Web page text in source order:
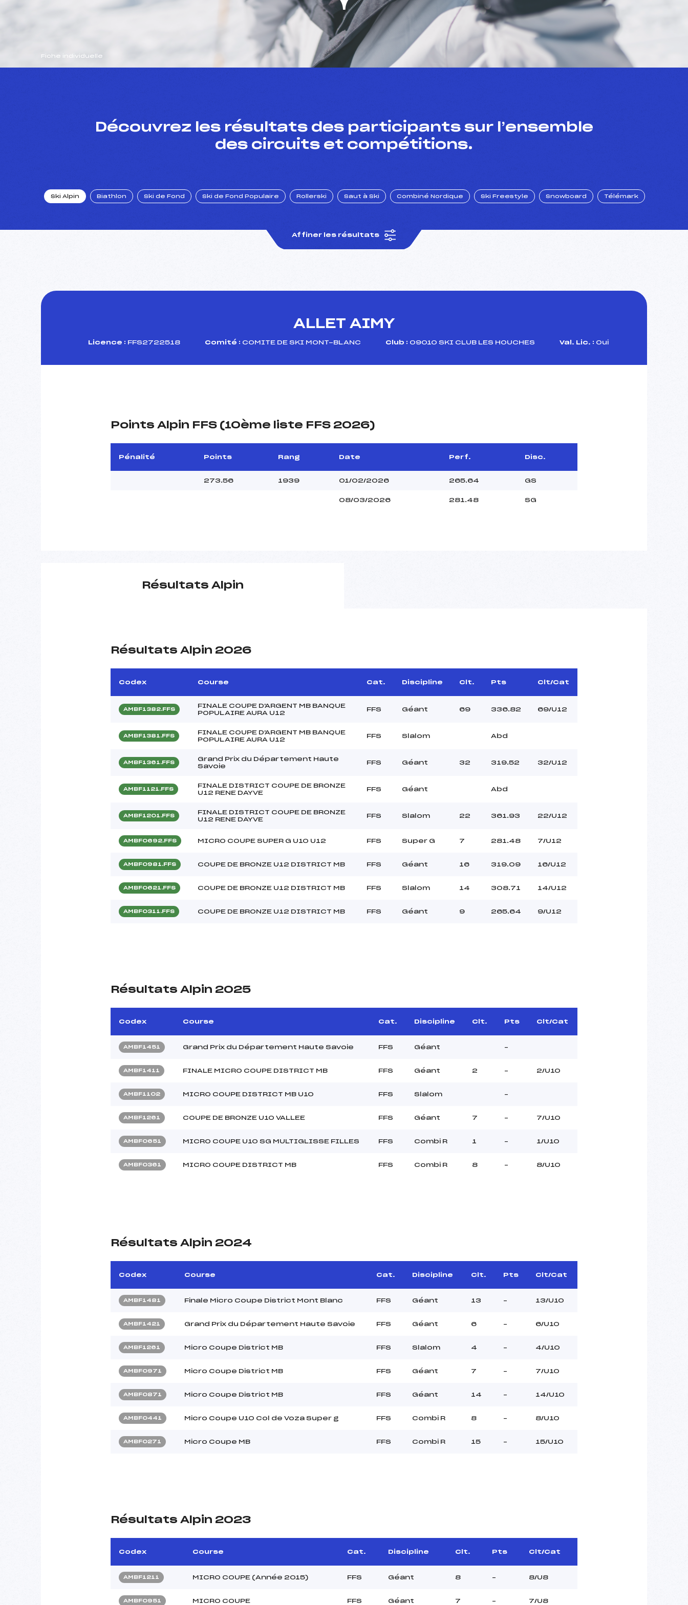
Fiche individuelle
Découvrez les résultats des participants sur l’ensemble
des circuits et compétitions.
Ski Alpin Biathlon Ski de Fond Ski de Fond Populaire Rollerski Saut à Ski Combiné Nordique Ski Freestyle Snowboard Télémark
Affiner les résultats
ALLET AIMY
Licence : FFS2722518 Comité : COMITE DE SKI MONT-BLANC Club : 09010 SKI CLUB LES HOUCHES Val. Lic. : Oui
Points Alpin FFS (10ème liste FFS 2026)
Pénalité Points Rang Date Perf. Disc.
273.56 1939 01/02/2026 265.64 GS
08/03/2026 281.48 SG
Résultats Alpin
Résultats Alpin 2026
Codex Course Cat. Discipline Clt. Pts Clt/Cat
AMBF1382.FFS
FINALE COUPE D'ARGENT MB BANQUE
POPULAIRE AURA U12
FFS Géant 69 336.82 69/U12
AMBF1381.FFS
FINALE COUPE D'ARGENT MB BANQUE
POPULAIRE AURA U12
FFS Slalom Abd
AMBF1361.FFS
Grand Prix du Département Haute
Savoie
FFS Géant 32 319.52 32/U12
AMBF1121.FFS
FINALE DISTRICT COUPE DE BRONZE
U12 RENE DAYVE
FFS Géant Abd
AMBF1201.FFS
FINALE DISTRICT COUPE DE BRONZE
U12 RENE DAYVE
FFS Slalom 22 361.93 22/U12
AMBF0692.FFS MICRO COUPE SUPER G U10 U12 FFS Super G 7 281.48 7/U12
AMBF0981.FFS COUPE DE BRONZE U12 DISTRICT MB FFS Géant 16 319.09 16/U12
AMBF0621.FFS COUPE DE BRONZE U12 DISTRICT MB FFS Slalom 14 308.71 14/U12
AMBF0311.FFS COUPE DE BRONZE U12 DISTRICT MB FFS Géant 9 265.64 9/U12
Résultats Alpin 2025
Codex Course Cat. Discipline Clt. Pts Clt/Cat
AMBF1451 Grand Prix du Département Haute Savoie FFS Géant –
AMBF1411 FINALE MICRO COUPE DISTRICT MB FFS Géant 2 – 2/U10
AMBF1102 MICRO COUPE DISTRICT MB U10 FFS Slalom –
AMBF1261 COUPE DE BRONZE U10 VALLEE FFS Géant 7 – 7/U10
AMBF0651 MICRO COUPE U10 SG MULTIGLISSE FILLES FFS Combi R 1 – 1/U10
AMBF0361 MICRO COUPE DISTRICT MB FFS Combi R 8 – 8/U10
Résultats Alpin 2024
Codex Course Cat. Discipline Clt. Pts Clt/Cat
AMBF1481 Finale Micro Coupe District Mont Blanc FFS Géant 13 – 13/U10
AMBF1421 Grand Prix du Département Haute Savoie FFS Géant 6 – 6/U10
AMBF1261 Micro Coupe District MB FFS Slalom 4 – 4/U10
AMBF0971 Micro Coupe District MB FFS Géant 7 – 7/U10
AMBF0871 Micro Coupe District MB FFS Géant 14 – 14/U10
AMBF0441 Micro Coupe U10 Col de Voza Super g FFS Combi R 8 – 8/U10
AMBF0271 Micro Coupe MB FFS Combi R 15 – 15/U10
Résultats Alpin 2023
Codex Course Cat. Discipline Clt. Pts Clt/Cat
AMBF1211 MICRO COUPE (Année 2015) FFS Géant 8 – 8/U8
AMBF0951 MICRO COUPE FFS Géant 7 – 7/U8